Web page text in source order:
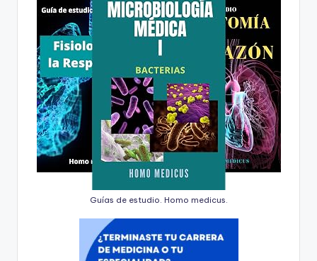
Guías de estudio. Homo medicus.